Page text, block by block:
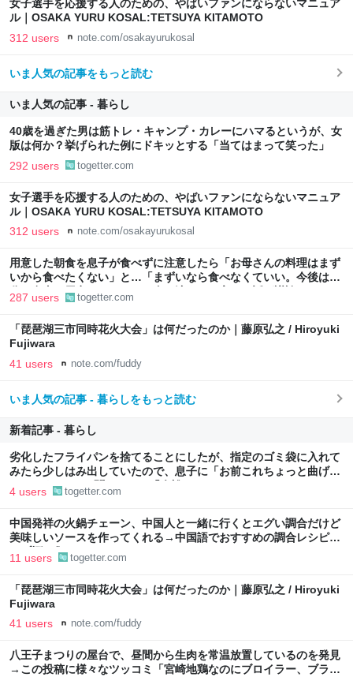
女子選手を応援する人のための、やばいファンにならないマニュア
ル｜OSAKA YURU KOSAL:TETSUYA KITAMOTO
312 users note.com/osakayurukosal
いま人気の記事をもっと読む
いま人気の記事 - 暮らし
40歳を過ぎた男は筋トレ・キャンプ・カレーにハマるというが、女
版は何か？挙げられた例にドキッとする「当てはまって笑った」
292 users togetter.com
女子選手を応援する人のための、やばいファンにならないマニュア
ル｜OSAKA YURU KOSAL:TETSUYA KITAMOTO
312 users note.com/osakayurukosal
用意した朝食を息子が食べずに注意したら「お母さんの料理はまず
いから食べたくない」と…「まずいなら食べなくていい。今後は自
分で食事を用意しなさい。お金は渡す」と言った話が議論に
287 users togetter.com
「琵琶湖三市同時花火大会」は何だったのか｜藤原弘之 / Hiroyuki
Fujiwara
41 users note.com/fuddy
いま人気の記事 - 暮らしをもっと読む
新着記事 - 暮らし
劣化したフライパンを捨てることにしたが、指定のゴミ袋に入れて
みたら少しはみ出していたので、息子に「お前これちょっと曲げら
れたりする?」と聞いたら、「余裕っしょ」
4 users togetter.com
中国発祥の火鍋チェーン、中国人と一緒に行くとエグい調合だけど
美味しいソースを作ってくれる→中国語でおすすめの調合レシピが
リプ欄に集まる
11 users togetter.com
「琵琶湖三市同時花火大会」は何だったのか｜藤原弘之 / Hiroyuki
Fujiwara
41 users note.com/fuddy
八王子まつりの屋台で、昼間から生肉を常温放置しているのを発見
→この投稿に様々なツッコミ「宮崎地鶏なのにブロイラー、ブラジ